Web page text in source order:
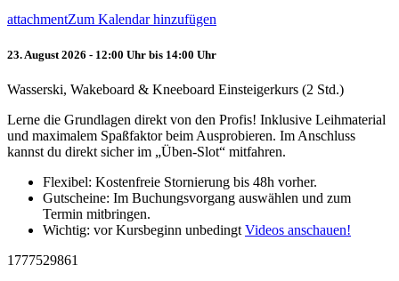
attachmentZum Kalendar hinzufügen
23. August 2026 - 12:00 Uhr bis 14:00 Uhr
Wasserski, Wakeboard & Kneeboard Einsteigerkurs (2 Std.)
Lerne die Grundlagen direkt von den Profis! Inklusive Leihmaterial
und maximalem Spaßfaktor beim Ausprobieren. Im Anschluss
kannst du direkt sicher im „Üben-Slot“ mitfahren.
Flexibel: Kostenfreie Stornierung bis 48h vorher.
Gutscheine: Im Buchungsvorgang auswählen und zum
Termin mitbringen.
Wichtig: vor Kursbeginn unbedingt Videos anschauen!
1777529861